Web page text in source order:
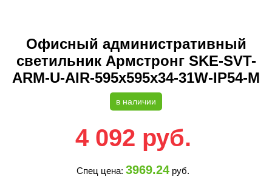
Офисный административный
светильник Армстронг SKE-SVT-
ARM-U-AIR-595x595x34-31W-IP54-M
в наличии
4 092 руб.
Спец цена: 3969.24 руб.